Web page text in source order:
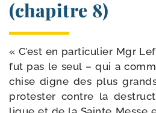
(chapitre 8)
« C’est en par­ti­cu­lier Mgr
fut pas le seul – qui a
chise digne des plus
pro­tes­ter contre la